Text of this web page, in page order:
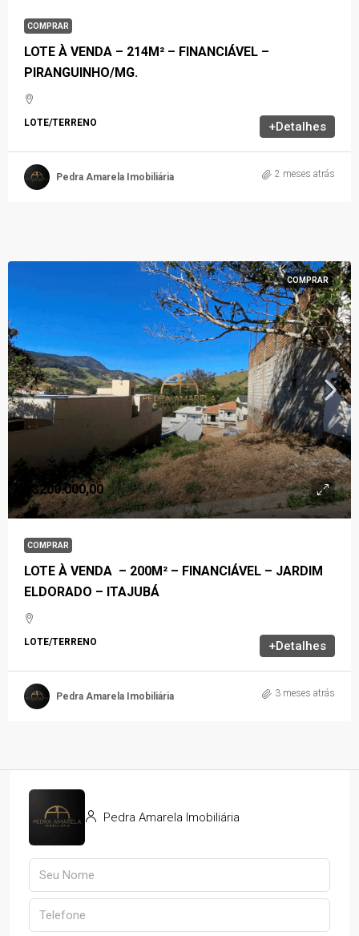
COMPRAR
LOTE À VENDA – 214M² – FINANCIÁVEL –
PIRANGUINHO/MG.
LOTE/TERRENO +Detalhes
Pedra Amarela Imobiliária 2 meses atrás
COMPRAR
R$200.000,00
COMPRAR
LOTE À VENDA – 200M² – FINANCIÁVEL – JARDIM
ELDORADO – ITAJUBÁ
LOTE/TERRENO +Detalhes
Pedra Amarela Imobiliária 3 meses atrás
Pedra Amarela Imobiliária